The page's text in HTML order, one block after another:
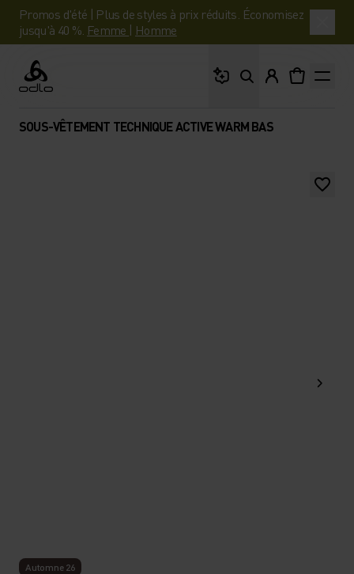
Promos d'été | Plus de styles à prix réduits. Économisez
jusqu'à 40 %. Femme | Homme
Odlo
SOUS-VÊTEMENT TECHNIQUE ACTIVE WARM BAS
Automne 26